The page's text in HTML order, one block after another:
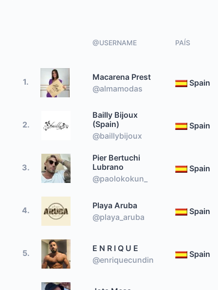
@USERNAME PAÍS
1.
Macarena Prest
@almamodas
Spain
2.
Bailly Bijoux
(Spain)
@baillybijoux
Spain
3.
Pier Bertuchi
Lubrano
@paolokokun_
Spain
4.
Playa Aruba
@playa_aruba
Spain
5.
E N R I Q U E
@enriquecundin
Spain